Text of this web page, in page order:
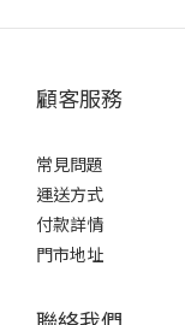
顧客服務
常見問題
運送方式
付款詳情
門市地址